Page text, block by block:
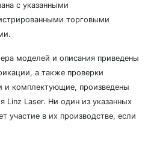
с указанными
торговыми
моделей и описания приведены
а также проверки
и комплектующие, произведены
Linz Laser. Ни один из указанных
участие в их производстве, если